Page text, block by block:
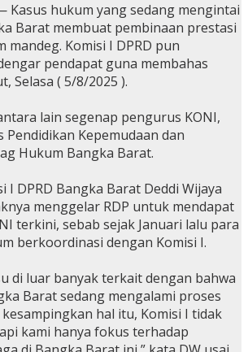
Kasus hukum yang sedang mengintai
Barat membuat pembinaan prestasi
mandeg. Komisi I DPRD pun
pendapat guna membahas
Selasa ( 5/8/2025 ).
lain segenap pengurus KONI,
Kepemudaan dan
Hukum Bangka Barat.
I DPRD Bangka Barat Deddi Wijaya
menggelar RDP untuk mendapat
terkini, sebab sejak Januari lalu para
berkoordinasi dengan Komisi I.
di luar banyak terkait dengan bahwa
Barat sedang mengalami proses
hal itu, Komisi I tidak
kami hanya fokus terhadap